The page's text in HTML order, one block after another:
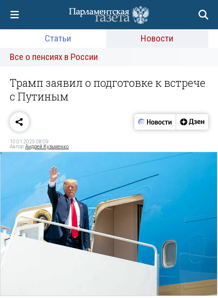
Статьи
Новости
Все о пенсиях в России
Трамп заявил о подготовке к встрече
с Путиным
10.01.2025 08:09
Автор:Андрей Кузьменко